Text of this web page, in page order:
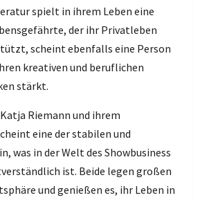
spielt in ihrem Leben eine
der ihr Privatleben
scheint ebenfalls eine Person
kreativen und beruflichen
stärkt.
Riemann und ihrem
eine der stabilen und
was in der Welt des Showbusiness
ist. Beide legen großen
und genießen es, ihr Leben in